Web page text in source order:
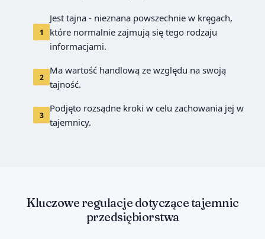
1
Jest tajna - nieznana powszechnie w kręgach,
które normalnie zajmują się tego rodzaju
informacjami.
2
Ma wartość handlową ze względu na swoją
tajność.
3
Podjęto rozsądne kroki w celu zachowania jej w
tajemnicy.
Kluczowe regulacje dotyczące tajemnic
przedsiębiorstwa